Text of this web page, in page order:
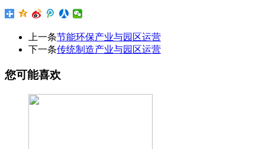
上一条节能环保产业与园区运营
下一条传统制造产业与园区运营
您可能喜欢